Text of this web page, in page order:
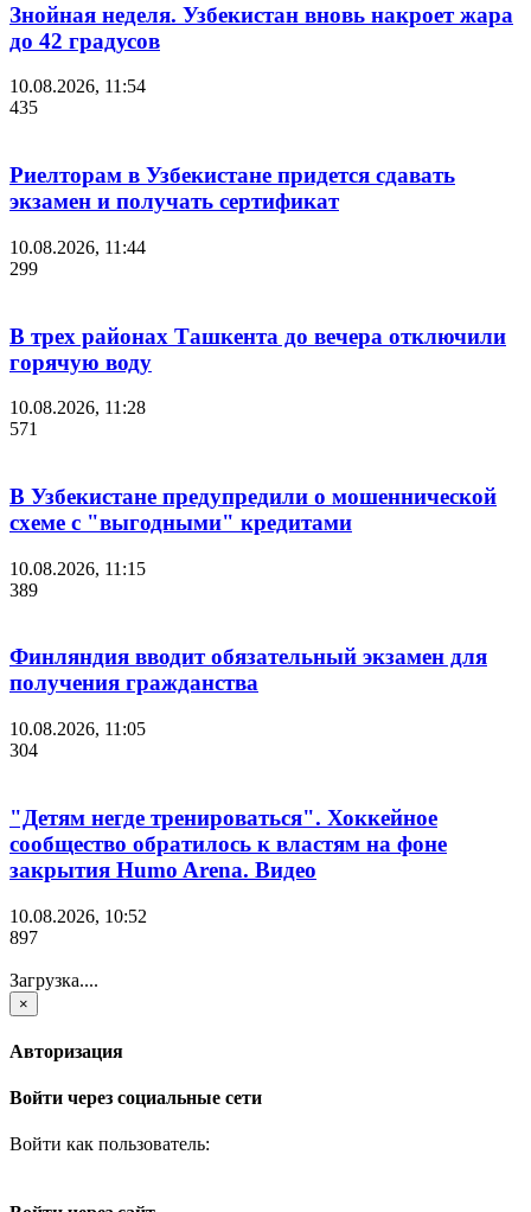
Знойная неделя. Узбекистан вновь накроет жара
до 42 градусов
10.08.2026, 11:54
435
Риелторам в Узбекистане придется сдавать
экзамен и получать сертификат
10.08.2026, 11:44
299
В трех районах Ташкента до вечера отключили
горячую воду
10.08.2026, 11:28
571
В Узбекистане предупредили о мошеннической
схеме с "выгодными" кредитами
10.08.2026, 11:15
389
Финляндия вводит обязательный экзамен для
получения гражданства
10.08.2026, 11:05
304
"Детям негде тренироваться". Хоккейное
сообщество обратилось к властям на фоне
закрытия Humo Arena. Видео
10.08.2026, 10:52
897
Загрузка....
×
Авторизация
Войти через социальные сети
Войти как пользователь: